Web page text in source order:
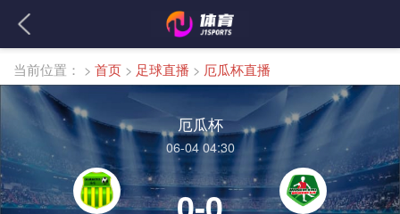
当前位置： > 首页 > 足球直播 > 厄瓜杯直播
厄瓜杯
06-04 04:30